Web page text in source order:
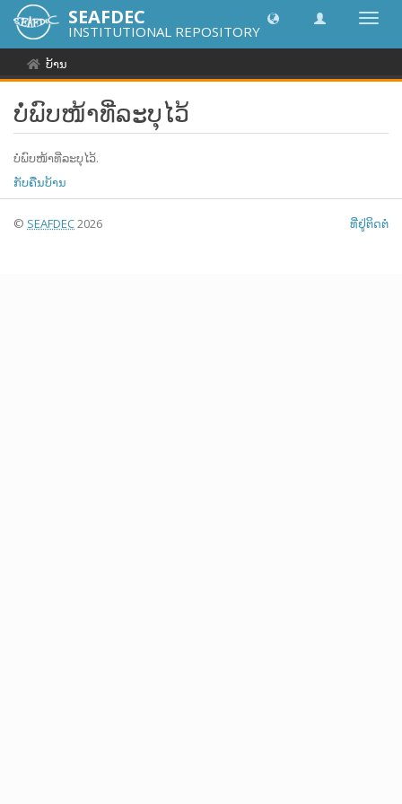
SEAFDEC
INSTITUTIONAL REPOSITORY
ບ້ານ
ບໍ່ພົບໜ້າທີ່ລະບຸໄວ້
ບໍ່ພົບໜ້າທີ່ລະບຸໄວ້.
ກັບຄືນບ້ານ
© SEAFDEC2026 ທີ່ຢູ່ຕິດຕໍ່